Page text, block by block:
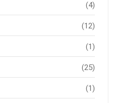
(4)
(12)
(1)
(25)
(1)